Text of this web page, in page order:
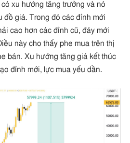
xu hướng tăng trưởng và nó
đồ giá. Trong đó các đỉnh mới
cao hơn các đỉnh cũ, đáy mới
này cho thấy phe mua trên thị
bán. Xu hướng tăng giá kết thúc
đỉnh mới, lực mua yếu dần.